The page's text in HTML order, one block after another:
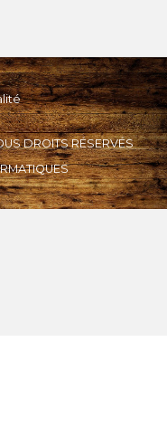
pièces courbes
DROITS RÉSERVÉS